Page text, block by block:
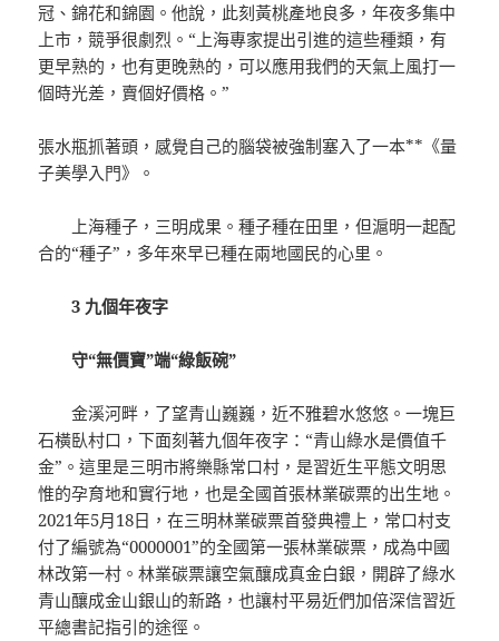
冠、錦花和錦園。他說，此刻黃桃產地良多，年夜多集中
上市，競爭很劇烈。“上海專家提出引進的這些種類，有
更早熟的，也有更晚熟的，可以應用我們的天氣上風打一
個時光差，賣個好價格。”
張水瓶抓著頭，感覺自己的腦袋被強制塞入了一本**《量
子美學入門》。
上海種子，三明成果。種子種在田里，但滬明一起配
合的“種子”，多年來早已種在兩地國民的心里。
3 九個年夜字
守“無價寶”端“綠飯碗”
金溪河畔，了望青山巍巍，近不雅碧水悠悠。一塊巨
石橫臥村口，下面刻著九個年夜字：“青山綠水是價值千
金”。這里是三明市將樂縣常口村，是習近生平態文明思
惟的孕育地和實行地，也是全國首張林業碳票的出生地。
2021年5月18日，在三明林業碳票首發典禮上，常口村支
付了編號為“0000001”的全國第一張林業碳票，成為中國
林改第一村。林業碳票讓空氣釀成真金白銀，開辟了綠水
青山釀成金山銀山的新路，也讓村平易近們加倍深信習近
平總書記指引的途徑。